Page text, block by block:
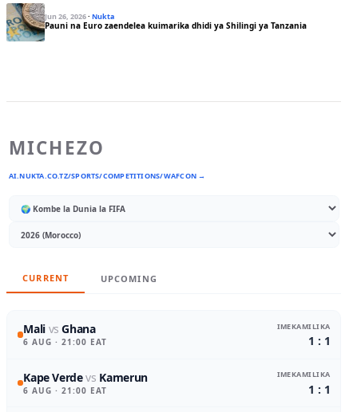
Jun 26, 2026·Nukta
Pauni na Euro zaendelea kuimarika dhidi ya Shilingi ya Tanzania
MICHEZO
AI.NUKTA.CO.TZ/SPORTS/COMPETITIONS/WAFCON →
CURRENT UPCOMING
Mali vsGhana
6 AUG · 21:00 EAT
IMEKAMILIKA
1 : 1
Kape Verdevs Kamerun
6 AUG · 21:00 EAT
IMEKAMILIKA
1 : 1